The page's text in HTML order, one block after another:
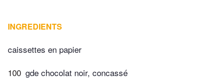
INGREDIENTS
caissettes en papier
100 gde chocolat noir, concassé